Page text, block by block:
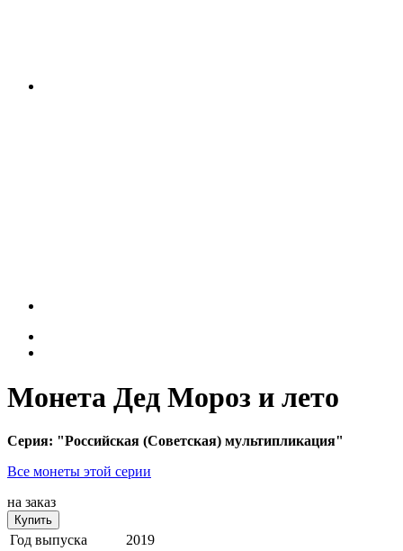
Монета Дед Мороз и лето
Серия: "Российская (Советская) мультипликация"
Все монеты этой серии
на заказ
Купить
Год выпуска
2019